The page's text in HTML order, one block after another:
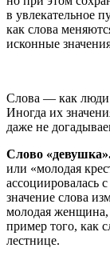
в увлекательное
как слова
исконные
Слова — как
Иногда их
даже не
Слово
или «молодая
ассоциировалась
значение слова
молодая женщина,
пример того, как
лестнице.